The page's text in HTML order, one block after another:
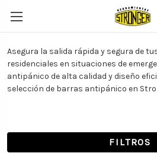
Asegura la salida rápida y segura de
residenciales en situaciones de
antipánico de alta calidad y diseño
selección de barras antipánico en
FILTROS